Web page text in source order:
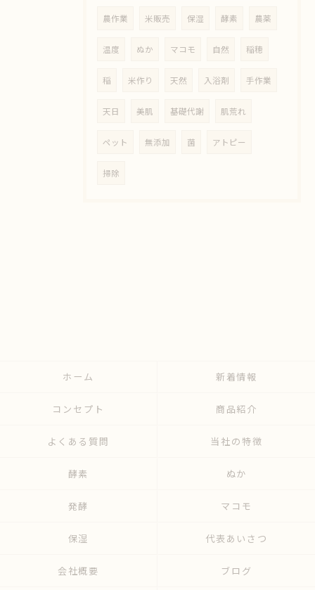
農作業 米販売 保湿 酵素 農薬
温度 ぬか マコモ 自然 稲穂
稲 米作り 天然 入浴剤 手作業
天日 美肌 基礎代謝 肌荒れ
ペット 無添加 菌 アトピー
掃除
ホーム 新着情報
コンセプト 商品紹介
よくある質問 当社の特徴
酵素 ぬか
発酵 マコモ
保湿 代表あいさつ
会社概要 ブログ